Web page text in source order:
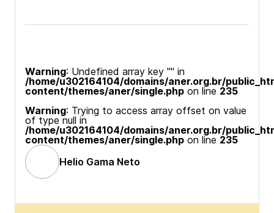
Warning: Undefined array key "" in
/home/u302164104/domains/aner.org.br/
content/themes/aner/single.php on line 235
Warning: Trying to access array offset on value
of type null in
/home/u302164104/domains/aner.org.br/
content/themes/aner/single.php on line 235
Helio Gama Neto